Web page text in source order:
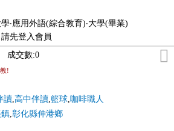
‧應用外語(綜合教育)‧大學(畢業)
請先登入會員
成交數:0
!
讀,高中伴讀,籃球,咖啡職人
,彰化縣伸港鄉